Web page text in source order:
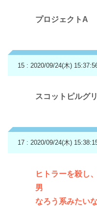
プロジェクトA
15 : 2020/09/24(木)
スコットピルグ
17 : 2020/09/24(木)
ヒトラーを殺し
男
なろう系みたい